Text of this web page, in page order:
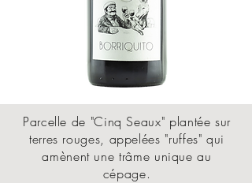
Parcelle de "Cinq Seaux" plantée sur
terres rouges, appelées "ruffes" qui
amènent une trâme unique au
cépage.